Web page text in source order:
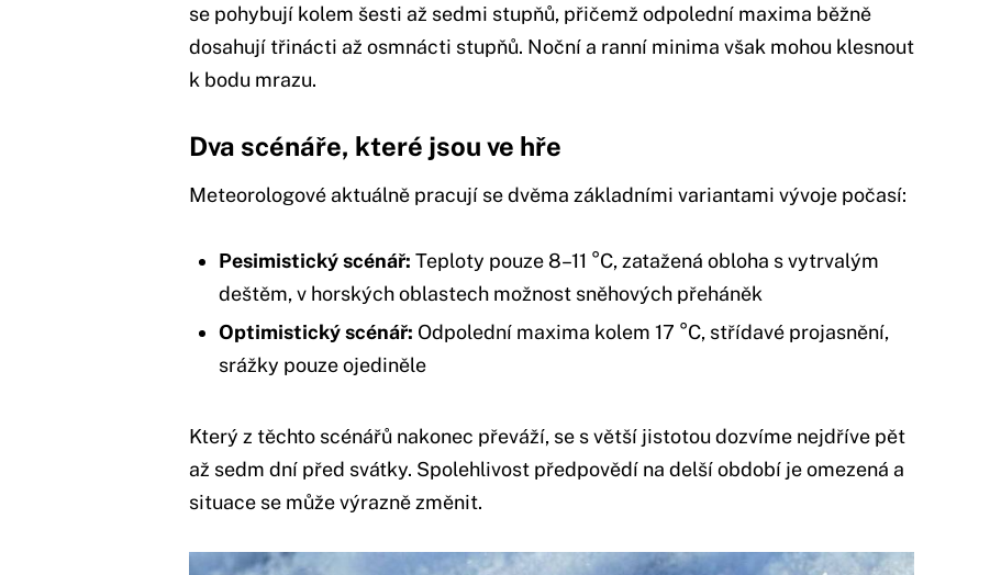
se pohybují kolem šesti až sedmi stupňů, přičemž odpolední maxima běžně
dosahují třinácti až osmnácti stupňů. Noční a ranní minima však mohou klesnout
k bodu mrazu.
Dva scénáře, které jsou ve hře
Meteorologové aktuálně pracují se dvěma základními variantami vývoje počasí:
Pesimistický scénář: Teploty pouze 8–11 °C, zatažená obloha s vytrvalým
deštěm, v horských oblastech možnost sněhových přeháněk
Optimistický scénář: Odpolední maxima kolem 17 °C, střídavé projasnění,
srážky pouze ojediněle
Který z těchto scénářů nakonec převáží, se s větší jistotou dozvíme nejdříve pět
až sedm dní před svátky. Spolehlivost předpovědí na delší období je omezená a
situace se může výrazně změnit.